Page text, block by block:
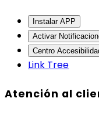
Instalar APP
Activar
Centro
Link Tree
Atención al